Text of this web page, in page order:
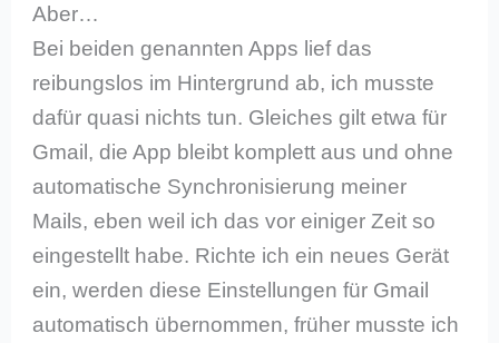
Aber…
Bei beiden genannten Apps lief das
reibungslos im Hintergrund ab, ich musste
dafür quasi nichts tun. Gleiches gilt etwa für
Gmail, die App bleibt komplett aus und ohne
automatische Synchronisierung meiner
Mails, eben weil ich das vor einiger Zeit so
eingestellt habe. Richte ich ein neues Gerät
ein, werden diese Einstellungen für Gmail
automatisch übernommen, früher musste ich